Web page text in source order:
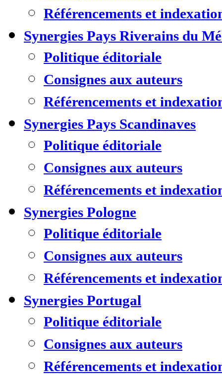
Référencements et
Synergies Pays Riverains du
Politique éditoriale
Consignes aux auteurs
Référencements et
Synergies Pays Scandinaves
Politique éditoriale
Consignes aux auteurs
Référencements et
Synergies Pologne
Politique éditoriale
Consignes aux auteurs
Référencements et
Synergies Portugal
Politique éditoriale
Consignes aux auteurs
Référencements et